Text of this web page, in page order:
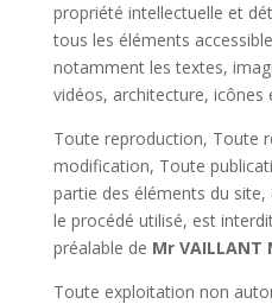
propriété intellectuelle et
tous les éléments
notamment les textes,
vidéos, architecture, icônes
Toute reproduction, Toute
modification, Toute
partie des éléments du
le procédé utilisé, est
préalable de Mr VAILLANT
Toute exploitation non